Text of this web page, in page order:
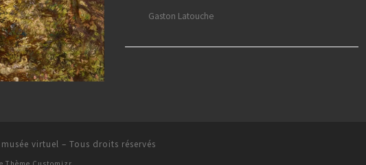
Gaston Latouche
virtuel – Tous droits réservés